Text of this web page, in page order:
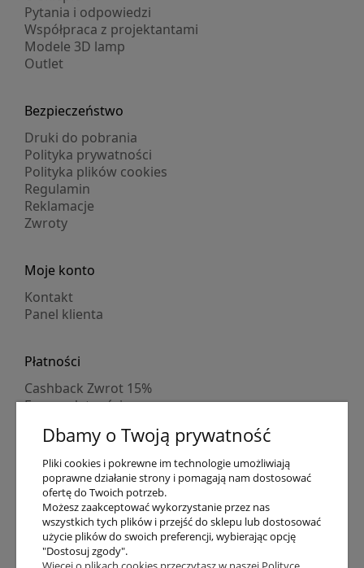
Pytania i odpowiedzi
Współpraca z projektantami
Modele 3D lamp
Outlet
Bezpieczeństwo
Druki do pobrania
Polityka prywatności
Polityka plików cookies
Regulamin
Reklamacje
Zwroty
Moje konto
Kontakt
Panel klienta
Płatności
Cashback Zwrot 15%
Formy płatności
Numer konta
PayPo kupujesz, nie płacisz
Progi rabatowe
Promocje
Dostawa
Dbamy o Twoją prywatność
Pliki cookies i pokrewne im technologie umożliwiają
poprawne działanie strony i pomagają nam dostosować
ofertę do Twoich potrzeb.
Możesz zaakceptować wykorzystanie przez nas
wszystkich tych plików i przejść do sklepu lub dostosować
użycie plików do swoich preferencji, wybierając opcję
"Dostosuj zgody".